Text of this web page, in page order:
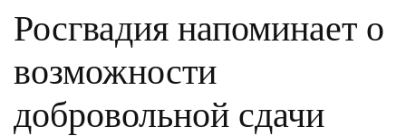
Росгвадия напоминает о
возможности
добровольной сдачи